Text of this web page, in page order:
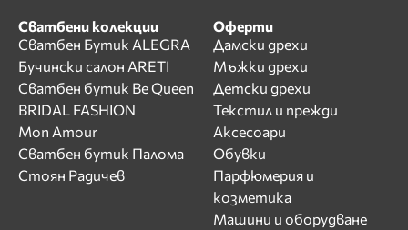
Сватбени колекции
Сватбен Бутик ALEGRA
Бучински салон ARETI
Сватбен бутик Be Queen
BRIDAL FASHION
Mon Amour
Сватбен бутик Палома
Стоян Радичев
Оферти
Дамски дрехи
Мъжки дрехи
Детски дрехи
Текстил и прежди
Аксесоари
Обувки
Парфюмерия и
козметика
Машини и оборудване